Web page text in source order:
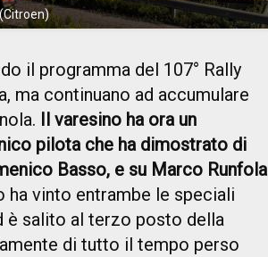
il programma del 107° Rally
ma continuano ad accumulare
Il varesino ha ora un
pilota che ha dimostrato di
Basso, e su Marco Runfola
ha vinto entrambe le speciali
è salito al terzo posto della
di tutto il tempo perso